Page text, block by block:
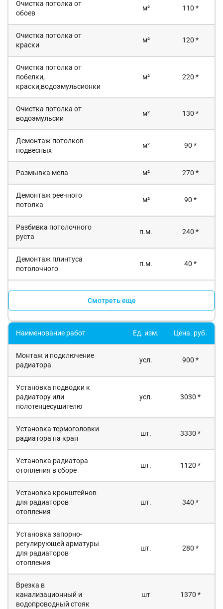
Очистка потолка от
обоев
м² 110 *
Очистка потолка от
краски
м² 120 *
Очистка потолка от
побелки,
краски,водоэмульсионки
м² 220 *
Очистка потолка от
водоэмульсии
м² 130 *
Демонтаж потолков
подвесных
м² 90 *
Размывка мела м² 270 *
Демонтаж реечного
потолка
м² 90 *
Разбивка потолочного
руста
п.м. 240 *
Демонтаж плинтуса
потолочного
п.м. 40 *
Смотреть еще
Наименование работ Ед. изм. Цена. руб.
Монтаж и подключение
радиатора
усл. 900 *
Установка подводки к
радиатору или
полотенцесушителю
усл. 3030 *
Установка термоголовки
радиатора на кран
шт. 3330 *
Установка радиатора
отопления в сборе
шт. 1120 *
Установка кронштейнов
для радиаторов
отопления
шт. 340 *
Установка запорно-
регулирующей арматуры
для радиаторов
отопления
шт. 280 *
Врезка в
канализационный и
водопроводный стояк
шт 1370 *